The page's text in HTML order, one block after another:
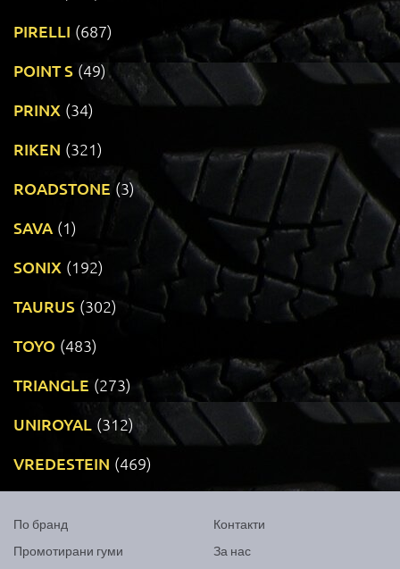
PIRELLI (687)
POINT S (49)
PRINX (34)
RIKEN (321)
ROADSTONE (3)
SAVA (1)
SONIX (192)
TAURUS (302)
TOYO (483)
TRIANGLE (273)
UNIROYAL (312)
VREDESTEIN (469)
По бранд
Промотирани гуми
Контакти
За нас